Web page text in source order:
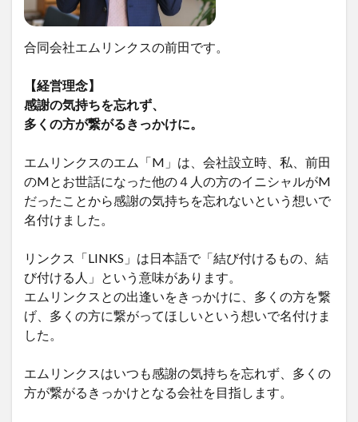
合同会社エムリンクスの前田です。
【経営理念】
感謝の気持ちを忘れず、
多くの方が繋がるきっかけに。
エムリンクスのエム「M」は、会社設立時、私、前田
のMとお世話になった他の４人の方のイニシャルがM
だったことから感謝の気持ちを忘れないという想いで
名付けました。
リンクス「LINKS」は日本語で「結び付けるもの、結
び付ける人」という意味があります。
エムリンクスとの出逢いをきっかけに、多くの方を繋
げ、多くの方に繋がってほしいという想いで名付けま
した。
エムリンクスはいつも感謝の気持ちを忘れず、多くの
方が繋がるきっかけとなる会社を目指します。